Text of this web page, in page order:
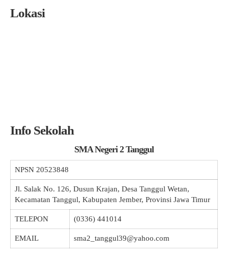
Lokasi
Info Sekolah
SMA Negeri 2 Tanggul
NPSN 20523848
Jl. Salak No. 126, Dusun Krajan, Desa Tanggul Wetan,
Kecamatan Tanggul, Kabupaten Jember, Provinsi Jawa Timur
TELEPON (0336) 441014
EMAIL sma2_tanggul39@yahoo.com